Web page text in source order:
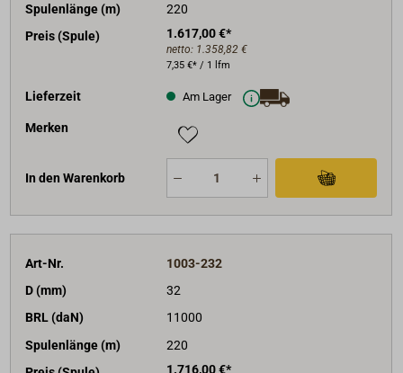
Spulenlänge (m)
220
Preis (Spule)
1.617,00 €*
netto: 1.358,82 €
7,35 €* / 1 lfm
Lieferzeit Am Lager
Merken
In den Warenkorb
Art-Nr.
1003-232
D (mm)
32
BRL (daN)
11000
Spulenlänge (m)
220
1.716,00 €*